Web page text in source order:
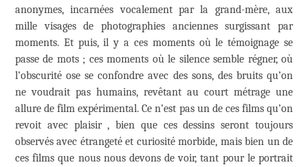
anonymes, incarnées vocalement par la grand-mère, aux
mille visages de photographies anciennes surgissant par
moments. Et puis, il y a ces moments où le témoignage se
passe de mots ; ces moments où le silence semble régner, où
l’obscurité ose se confondre avec des sons, des bruits qu’on
ne voudrait pas humains, revêtant au court métrage une
allure de film expérimental. Ce n’est pas un de ces films qu’on
revoit avec plaisir , bien que ces dessins seront toujours
observés avec étrangeté et curiosité morbide, mais bien un de
ces films que nous nous devons de voir, tant pour le portrait